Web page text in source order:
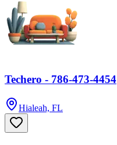
Techero - 786-473-4454
Hialeah, FL